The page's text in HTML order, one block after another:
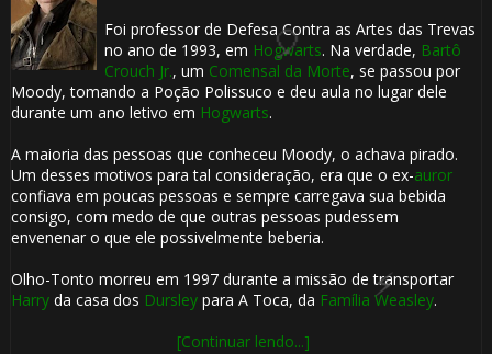
Foi professor de Defesa Contra as Artes das Trevas
no ano de 1993, em Hogwarts. Na verdade, Bartô
Crouch Jr., um Comensal da Morte, se passou por
Moody, tomando a Poção Polissuco e deu aula no lugar dele
durante um ano letivo em Hogwarts.
A maioria das pessoas que conheceu Moody, o achava pirado.
Um desses motivos para tal consideração, era que o ex-auror
confiava em poucas pessoas e sempre carregava sua bebida
consigo, com medo de que outras pessoas pudessem
envenenar o que ele possivelmente beberia.
Olho-Tonto morreu em 1997 durante a missão de transportar
Harryda casa dos Dursleypara A Toca, da Família Weasley.
[Continuar lendo...]
🎂
🎂